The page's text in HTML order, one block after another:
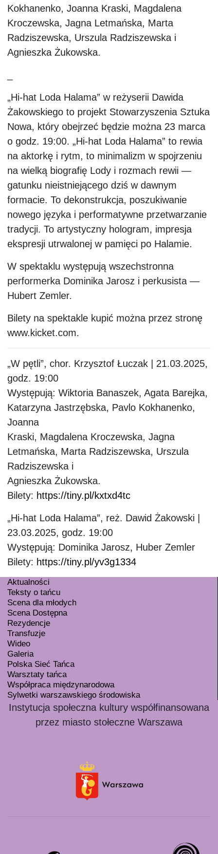
Kokhanenko, Joanna Kraski, Magdalena
Kroczewska, Jagna Letmańska, Marta
Radziszewska, Urszula Radziszewska i
Agnieszka Żukowska.
„Hi-hat Loda Halama” w reżyserii Dawida
Żakowskiego to projekt Stowarzyszenia Sztuka
Nowa, który obejrzeć będzie można 23 marca
o godz. 19:00. „Hi-hat Loda Halama” to rewia
na aktorkę i rytm, to minimalizm w spojrzeniu
na wielką biografię Lody i rozmach rewii —
gatunku nieistniejącego dziś w dawnym
formacie. To dekonstrukcja, poszukiwanie
nowego języka i performatywne przetwarzanie
tradycji. To artystyczny hologram, impresja
ekspresji utrwalonej w pamięci po Halamie.
W spektaklu występują wszechstronna
performerka Dominika Jarosz i perkusista —
Hubert Zemler.
Bilety na spektakle kupić można przez stronę
www.kicket.com.
„W pętli”, chor. Krzysztof Łuczak | 21.03.2025,
godz. 19:00
Występują: Wiktoria Banaszek, Agata Barejka,
Katarzyna Jastrzębska, Pavlo Kokhanenko,
Joanna
Kraski, Magdalena Kroczewska, Jagna
Letmańska, Marta Radziszewska, Urszula
Radziszewska i
Agnieszka Żukowska.
Bilety: https://tiny.pl/kxtxd4tc
„Hi-hat Loda Halama”, reż. Dawid Żakowski |
23.03.2025, godz. 19:00
Występują: Dominika Jarosz, Huber Zemler
Bilety: https://tiny.pl/yv3g1334
Aktualności
Teksty o tańcu
Scena dla młodych
Scena Dostępna
Rezydencje
Transfuzje
Wideo
Galeria
Polska Sieć Tańca
Warsztaty tańca
Współpraca międzynarodowa
Sylwetki warszawskiego środowiska
Instytucja społeczna kultury współfinansowana
przez miasto stołeczne Warszawa